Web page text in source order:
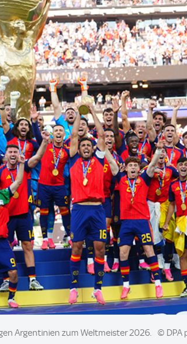
Argentinien zum Weltmeister 2026. © DPA